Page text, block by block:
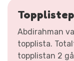
Abdirahman
topplista.
topplistan 2